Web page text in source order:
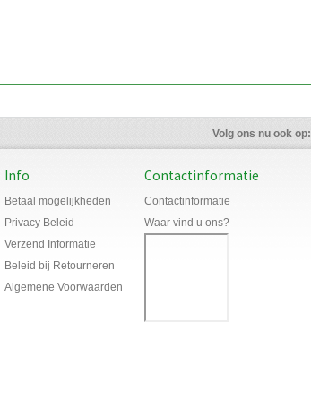
Volg ons nu ook op:
Info
Betaal mogelijkheden
Privacy Beleid
Verzend Informatie
Beleid bij Retourneren
Algemene Voorwaarden
Contactinformatie
Contactinformatie
Waar vind u ons?